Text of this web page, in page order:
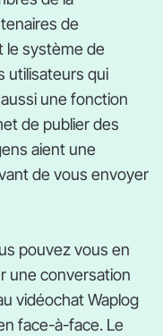
de
le système de
utilisateurs qui
une fonction
de publier des
aient une
de vous envoyer
pouvez vous en
une conversation
vidéochat Waplog
face-à-face. Le